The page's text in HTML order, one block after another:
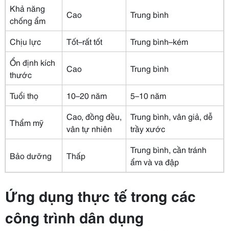
Khả năng
chống ẩm
Cao Trung bình
Chịu lực Tốt–rất tốt
Trung bình–kém
Ổn định kích
thước
Cao Trung bình
Tuổi thọ 10–20 năm 5–10 năm
Thẩm mỹ
Cao, đồng đều,
vân tự nhiên
Trung bình, vân giả, dễ
trầy xước
Bảo dưỡng Thấp
Trung bình, cần tránh
ẩm và va đập
Ứng dụng thực tế trong các
công trình dân dụng